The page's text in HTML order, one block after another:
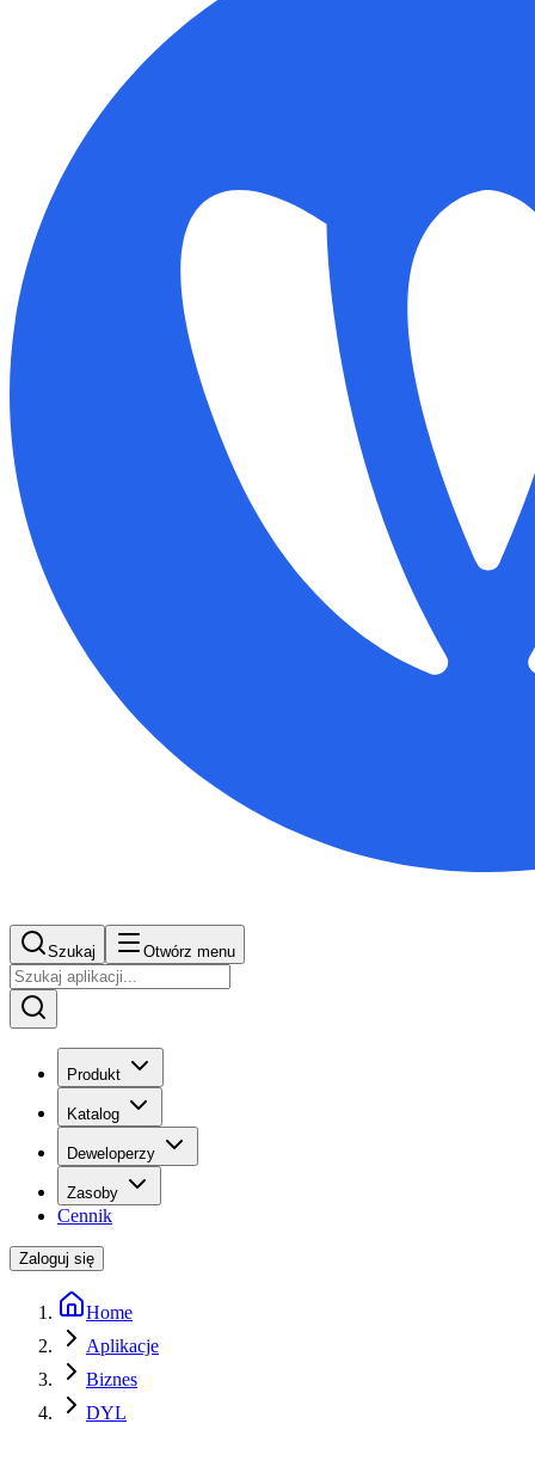
Szukaj Otwórz menu
Produkt
Katalog
Deweloperzy
Zasoby
Cennik
Zaloguj się
Home
Aplikacje
Biznes
DYL